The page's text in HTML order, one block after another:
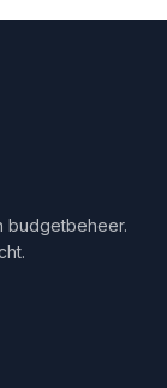
budgetbeheer.